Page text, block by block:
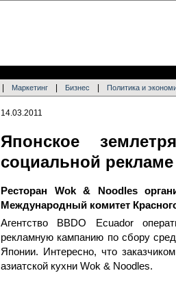
Маркетинг Бизнес Политика и
14.03.2011
Японское
социальной рекламе
Ресторан Wok & Noodles
Международный комитет
Агентство BBDO Ecuador
рекламную кампанию по сбору
Японии. Интересно, что
азиатской кухни Wok & Noodles.